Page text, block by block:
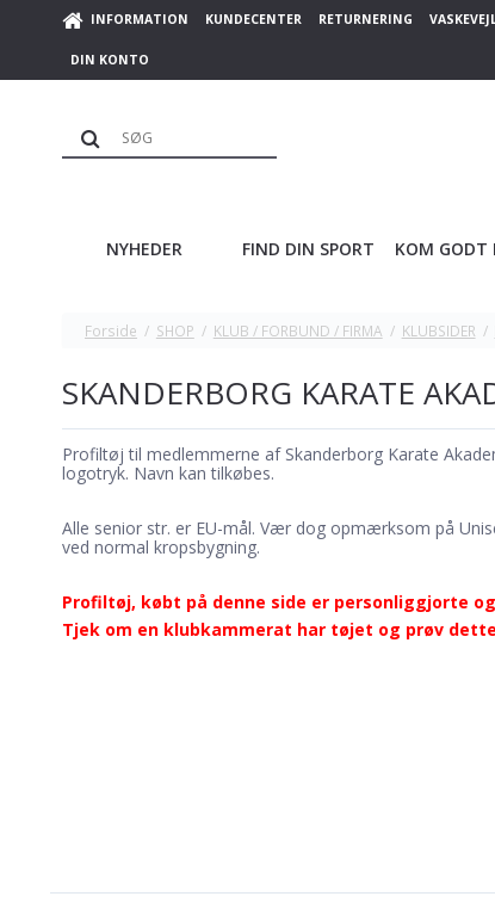
INFORMATION KUNDECENTER RETURNERING
DIN KONTO
NYHEDER FIND DIN SPORT KOM GODT
Forside / SHOP / KLUB / FORBUND / FIRMA / KLUBSIDER /
SKANDERBORG KARATE
Profiltøj til medlemmerne af Skanderborg Karate
logotryk. Navn kan tilkøbes.
Alle senior str. er EU-mål. Vær dog opmærksom på
ved normal kropsbygning.
Profiltøj, købt på denne side er personliggjorte
Tjek om en klubkammerat har tøjet og prøv